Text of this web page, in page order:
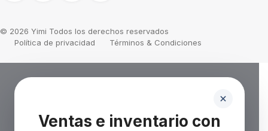
© 2026 Yimi Todos los derechos reservados
Política de privacidad
Términos & Condiciones
Ventas e inventario con